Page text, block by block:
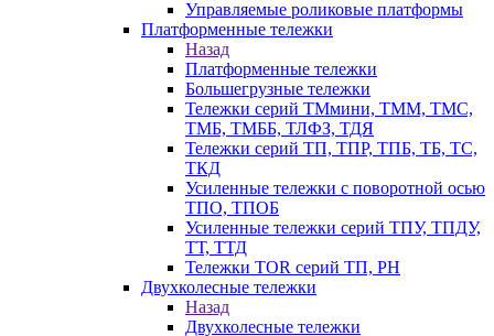
Управляемые роликовые платформы
Платформенные тележки
Назад
Платформенные тележки
Большегрузные тележки
Тележки серий ТМмини, ТММ, ТМС,
ТМБ, ТМББ, ТЛФЗ, ТДЯ
Тележки серий ТП, ТПР, ТПБ, ТБ, ТС,
ТКД
Усиленные тележки с поворотной осью
ТПО, ТПОБ
Усиленные тележки серий ТПУ, ТПДУ,
ТТ, ТТД
Тележки TOR серий ТП, PH
Двухколесные тележки
Назад
Двухколесные тележки